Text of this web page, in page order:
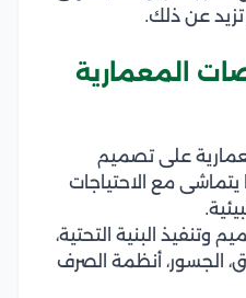
المعمارية
على تصميم
يتماشى مع الاحتياجات
وتنفيذ البنية التحتية،
الجسور، أنظمة الصرف